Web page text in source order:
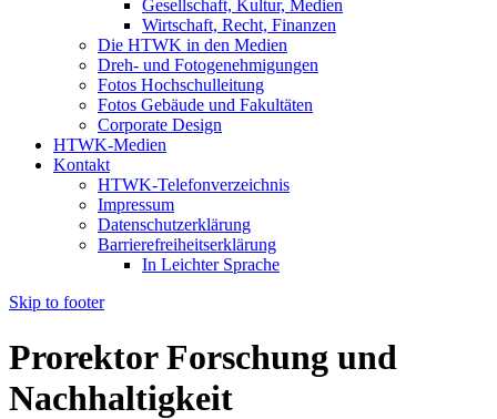
Gesellschaft, Kultur, Medien
Wirtschaft, Recht, Finanzen
Die HTWK in den Medien
Dreh- und Fotogenehmigungen
Fotos Hochschulleitung
Fotos Gebäude und Fakultäten
Corporate Design
HTWK-Medien
Kontakt
HTWK-Telefonverzeichnis
Impressum
Datenschutzerklärung
Barrierefreiheitserklärung
In Leichter Sprache
Skip to footer
Prorektor Forschung und
Nachhaltigkeit